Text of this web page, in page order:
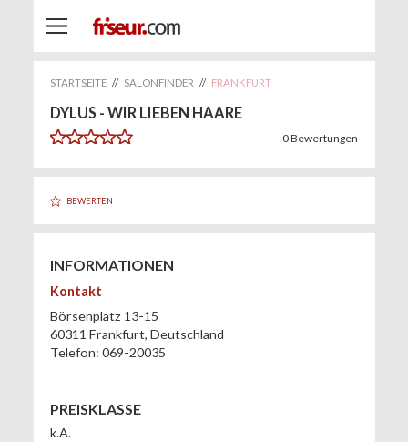
STARTSEITE // SALONFINDER // FRANKFURT
DYLUS - WIR LIEBEN HAARE
0Bewertungen
BEWERTEN
INFORMATIONEN
Kontakt
Börsenplatz 13-15
60311 Frankfurt, Deutschland
Telefon: 069-20035
PREISKLASSE
k.A.